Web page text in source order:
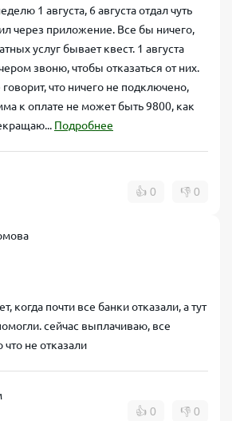
1 августа, 6 августа отдал чуть
через приложение. Все бы ничего,
услуг бывает квест. 1 августа
звоню, чтобы отказаться от них.
что ничего не подключено,
к оплате не может быть 9800, как
Подробнее
👍 0 👎 0
когда почти все банки отказали, а тут
сейчас выплачиваю, все
не отказали
👍 0 👎 0